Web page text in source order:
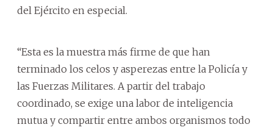
del Ejército en especial.
“Esta es la muestra más firme de que han
terminado los celos y asperezas entre la Policía y
las Fuerzas Militares. A partir del trabajo
coordinado, se exige una labor de inteligencia
mutua y compartir entre ambos organismos todo